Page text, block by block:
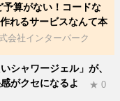
算がない！コードな
れるサービスなんて本
会社インターパーク
シャワージェル」が、
がクセになるよ
★ 0